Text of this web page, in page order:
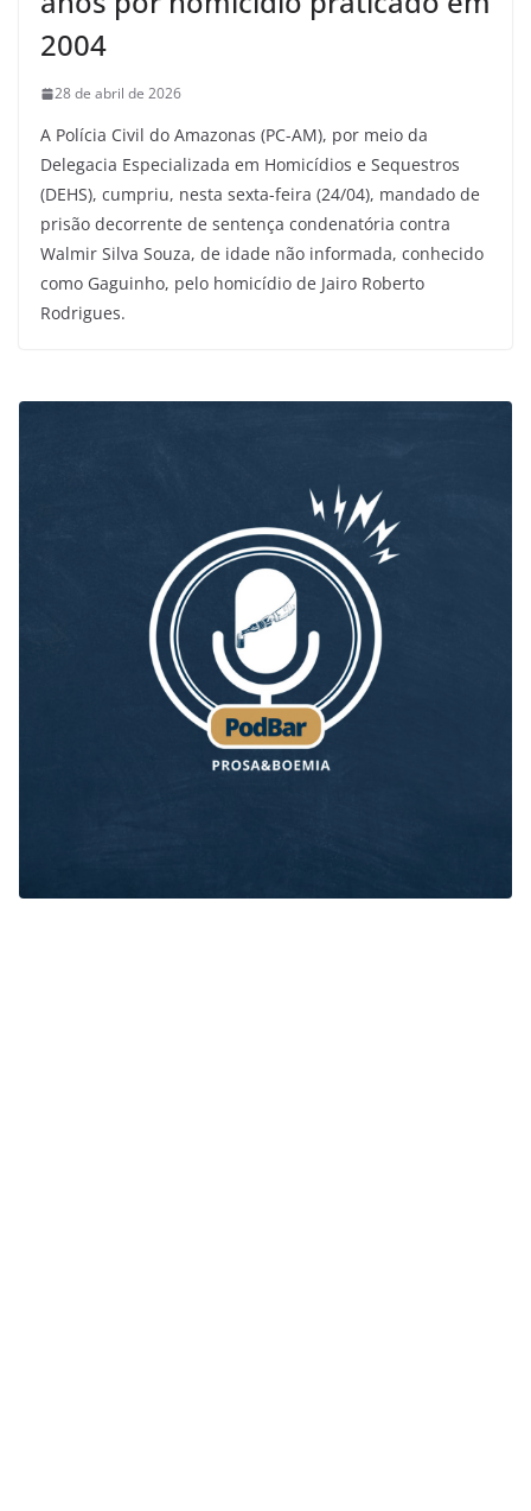
2004
28 de abril de 2026
A Polícia Civil do Amazonas (PC-AM), por meio da
Delegacia Especializada em Homicídios e Sequestros
(DEHS), cumpriu, nesta sexta-feira (24/04), mandado de
prisão decorrente de sentença condenatória contra
Walmir Silva Souza, de idade não informada, conhecido
como Gaguinho, pelo homicídio de Jairo Roberto
Rodrigues.